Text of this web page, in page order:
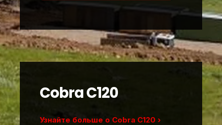
Cobra C120
Узнайте больше о Cobra C120 ›